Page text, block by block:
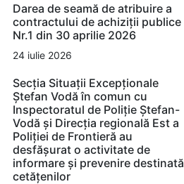
Darea de seamă de atribuire a
contractului de achiziții publice
Nr.1 din 30 aprilie 2026
24 iulie 2026
Secția Situații Excepționale
Ștefan Vodă în comun cu
Inspectoratul de Poliție Ștefan-
Vodă și Direcția regională Est a
Poliției de Frontieră au
desfășurat o activitate de
informare și prevenire destinată
cetățenilor